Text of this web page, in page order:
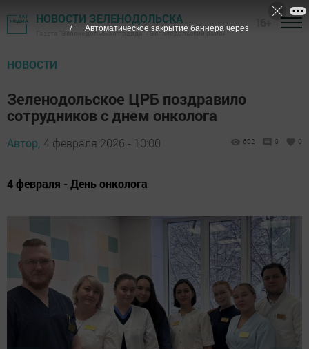
НОВОСТИ ЗЕЛЕНОДОЛЬСКА
Газета "Зеленодольская правда" - Зеленодольский район
НОВОСТИ
Зеленодольское ЦРБ поздравило
сотрудников с днем онколога
Автор, 4 февраля 2026 - 10:00 602 0 0
4 февраля - День онколога
6 Автоматическое закрытие баннера через